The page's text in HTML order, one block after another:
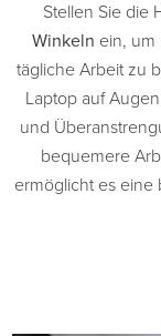
Stellen Sie die
Winkeln ein, um
tägliche Arbeit zu
Laptop auf
und
bequemere
ermöglicht es eine